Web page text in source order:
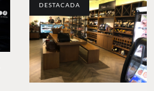
DESTACADA